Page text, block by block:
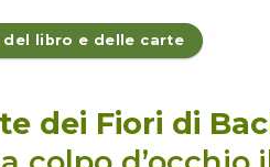
libro e delle carte
dei Fiori di